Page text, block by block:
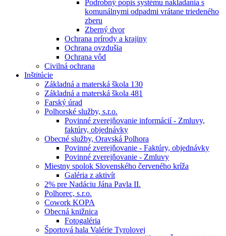
Podrobný popis systému nakladania s
komunálnymi odpadmi vrátane triedeného
zberu
Zberný dvor
Ochrana prírody a krajiny
Ochrana ovzdušia
Ochrana vôd
Civilná ochrana
Inštitúcie
Základná a materská škola 130
Základná a materská škola 481
Farský úrad
Polhorské služby, s.r.o.
Povinné zverejňovanie informácií - Zmluvy,
faktúry, objednávky
Obecné služby, Oravská Polhora
Povinné zverejňovanie - Faktúry, objednávky
Povinné zverejňovanie - Zmluvy
Miestny spolok Slovenského červeného kríža
Galéria z aktivít
2% pre Nadáciu Jána Pavla II.
Polhorec, s.r.o.
Cowork KOPA
Obecná knižnica
Fotogaléria
Športová hala Valérie Tyrolovej